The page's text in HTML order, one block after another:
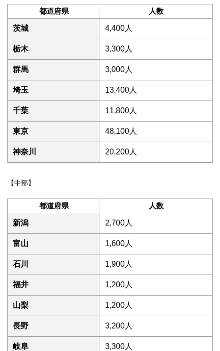
都道府県 人数
茨城 4,400人
栃木 3,300人
群馬 3,000人
埼玉 13,400人
千葉 11,800人
東京 48,100人
神奈川 20,200人
【中部】
都道府県 人数
新潟 2,700人
富山 1,600人
石川 1,900人
福井 1,200人
山梨 1,200人
長野 3,200人
岐阜 3,300人